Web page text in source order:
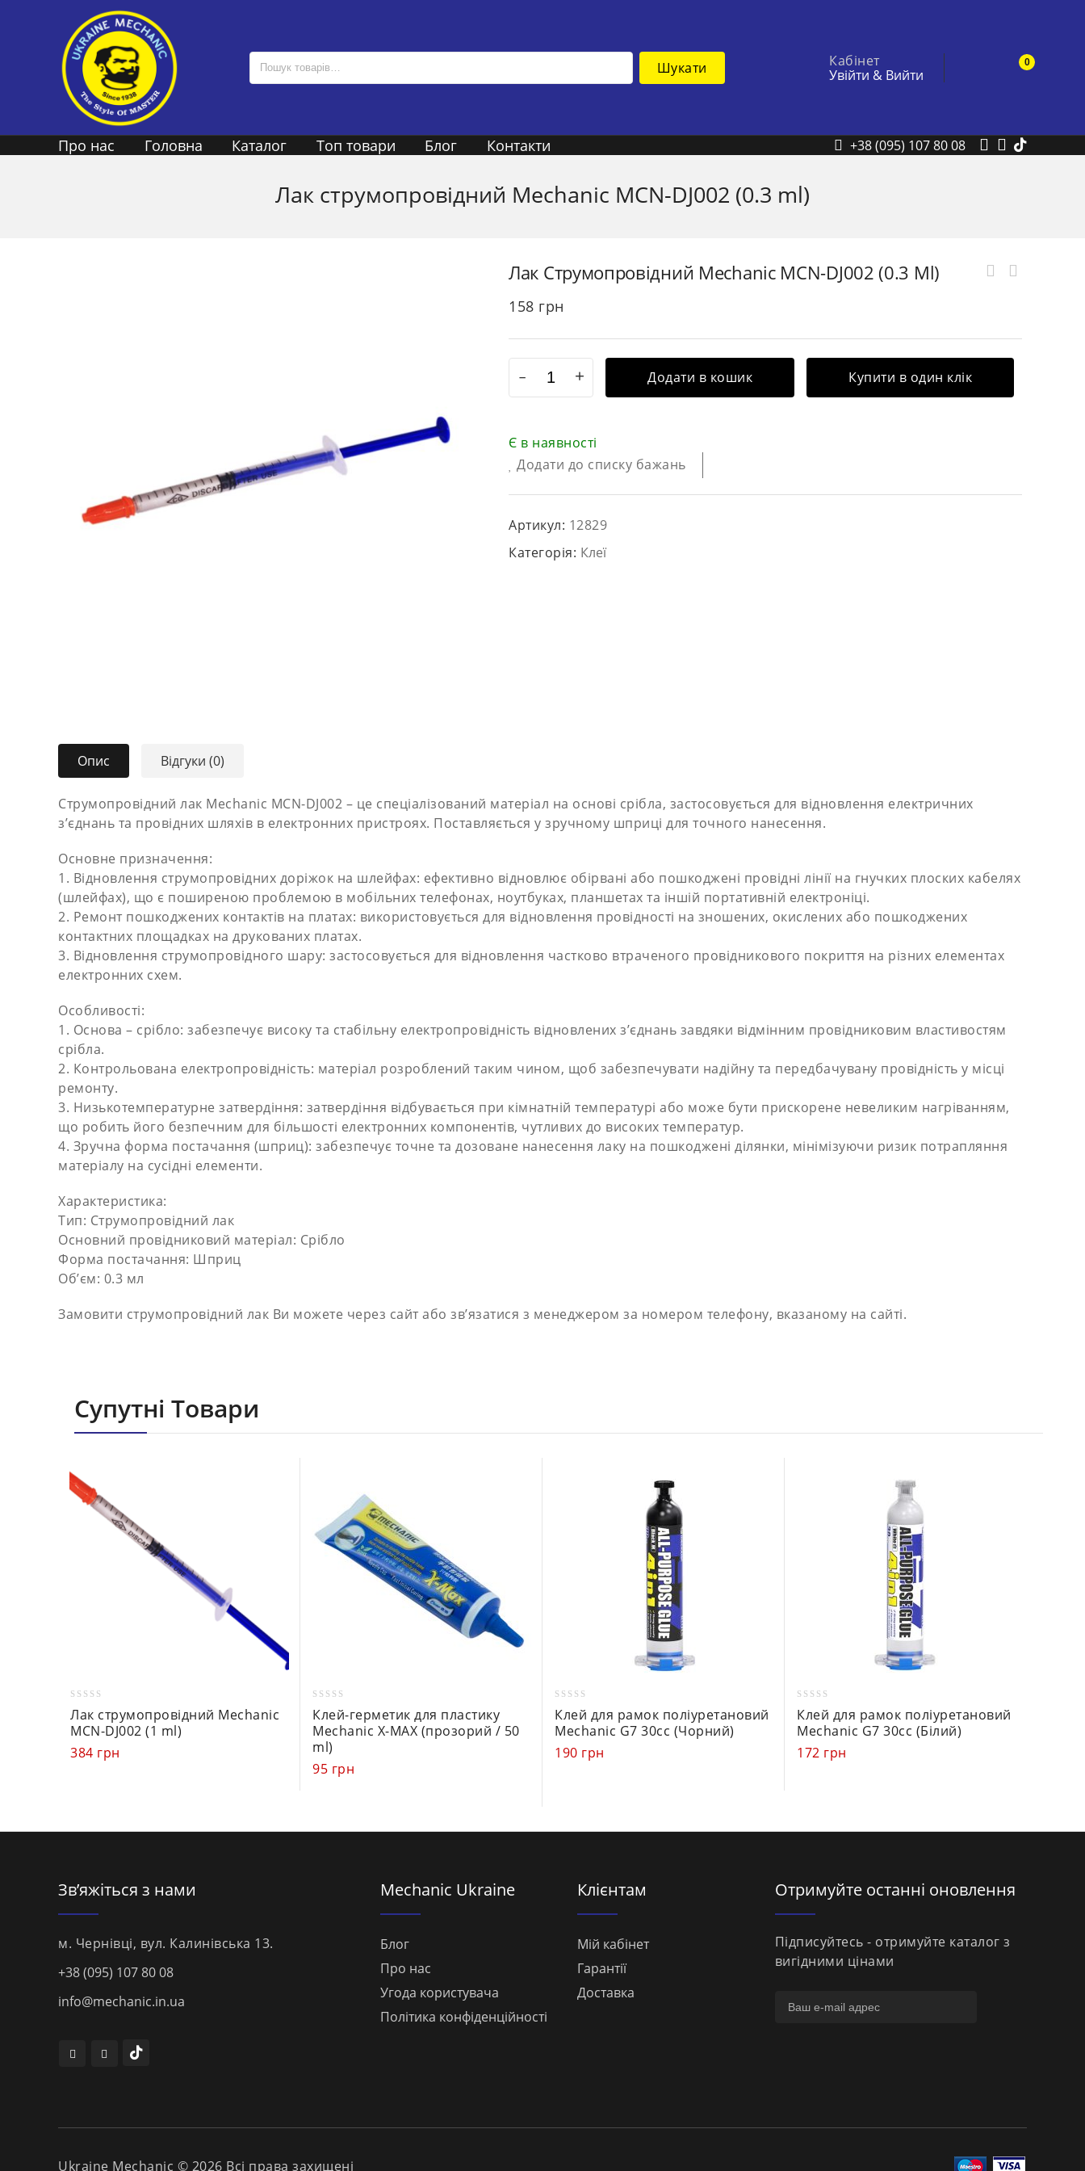
Шукати
Кабінет
Увійти & Вийти
0
Про нас Головна Каталог Топ товари Блог Контакти +38 (095) 107 80 08
Лак струмопровідний Mechanic MCN-DJ002 (0.3 ml)
Лак Струмопровідний Mechanic MCN-DJ002 (0.3 Ml)
158 грн
Додати в кошик Купити в один клік
Є в наявності
Додати до списку бажань
Артикул: 12829
Категорія: Клеї
Опис Відгуки (0)
Струмопровідний лак Mechanic MCN-DJ002 – це спеціалізований матеріал на основі срібла, застосовується для відновлення електричних
з’єднань та провідних шляхів в електронних пристроях. Поставляється у зручному шприці для точного нанесення.
Основне призначення:
1. Відновлення струмопровідних доріжок на шлейфах: ефективно відновлює обірвані або пошкоджені провідні лінії на гнучких плоских кабелях
(шлейфах), що є поширеною проблемою в мобільних телефонах, ноутбуках, планшетах та іншій портативній електроніці.
2. Ремонт пошкоджених контактів на платах: використовується для відновлення провідності на зношених, окислених або пошкоджених
контактних площадках на друкованих платах.
3. Відновлення струмопровідного шару: застосовується для відновлення частково втраченого провідникового покриття на різних елементах
електронних схем.
Особливості:
1. Основа – срібло: забезпечує високу та стабільну електропровідність відновлених з’єднань завдяки відмінним провідниковим властивостям
срібла.
2. Контрольована електропровідність: матеріал розроблений таким чином, щоб забезпечувати надійну та передбачувану провідність у місці
ремонту.
3. Низькотемпературне затвердіння: затвердіння відбувається при кімнатній температурі або може бути прискорене невеликим нагріванням,
що робить його безпечним для більшості електронних компонентів, чутливих до високих температур.
4. Зручна форма постачання (шприц): забезпечує точне та дозоване нанесення лаку на пошкоджені ділянки, мінімізуючи ризик потрапляння
матеріалу на сусідні елементи.
Характеристика:
Тип: Струмопровідний лак
Основний провідниковий матеріал: Срібло
Форма постачання: Шприц
Об’єм: 0.3 мл
Замовити струмопровідний лак Ви можете через сайт або зв’язатися з менеджером за номером телефону, вказаному на сайті.
Супутні Товари
out
of
5
Лак струмопровідний Mechanic
MCN-DJ002 (1 ml)
384 грн
out
of
5
Клей-герметик для пластику
Mechanic X-MAX (прозорий / 50
ml)
95 грн
out
of
5
Клей для рамок поліуретановий
Mechanic G7 30сс (Чорний)
190 грн
out
of
5
Клей для рамок поліуретановий
Mechanic G7 30сс (Білий)
172 грн
Зв’яжіться з нами
м. Чернівці, вул. Калинівська 13.
+38 (095) 107 80 08
info@mechanic.in.ua
Mechanic Ukraine
Блог
Про нас
Угода користувача
Політика конфіденційності
Клієнтам
Мій кабінет
Гарантії
Доставка
Отримуйте останні оновлення
Підписуйтесь - отримуйте каталог з
вигідними цінами
Ukraine Mechanic © 2026 Всі права захищені